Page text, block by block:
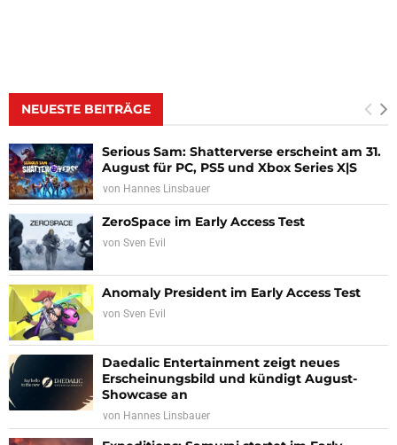
NEUESTE BEITRÄGE
Serious Sam: Shatterverse erscheint am 31.
August für PC, PS5 und Xbox Series X|S
von Hannes Linsbauer
ZeroSpace im Early Access Test
von Sven Evil
Anomaly President im Early Access Test
von Sven Evil
Daedalic Entertainment zeigt neues
Erscheinungsbild und kündigt August-
Showcase an
von Hannes Linsbauer